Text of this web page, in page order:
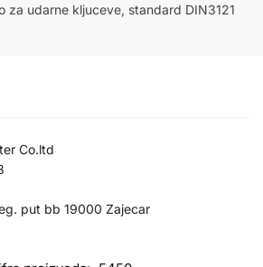
za udarne kljuceve, standard DIN3121
Co.ltd
put bb 19000 Zajecar